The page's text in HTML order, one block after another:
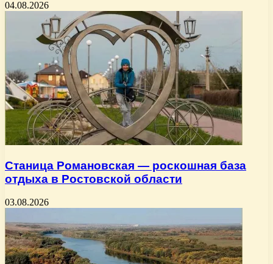
04.08.2026
Станица Романовская — роскошная база
отдыха в Ростовской области
03.08.2026